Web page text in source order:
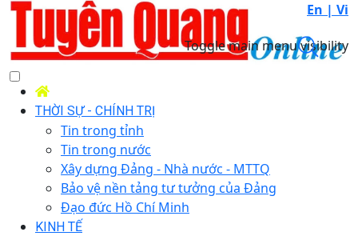
En | Vi
Toggle main menu visibility
THỜI SỰ - CHÍNH TRỊ
Tin trong tỉnh
Tin trong nước
Xây dựng Đảng - Nhà nước - MTTQ
Bảo vệ nền tảng tư tưởng của Đảng
Đạo đức Hồ Chí Minh
KINH TẾ